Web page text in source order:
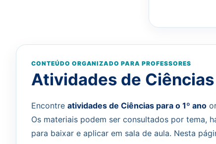
CONTEÚDO ORGANIZADO PARA PROFESSORES
Atividades de Ciências
Encontre atividades de Ciências para o 1º ano
Os materiais podem ser consultados por tema,
para baixar e aplicar em sala de aula. Nesta